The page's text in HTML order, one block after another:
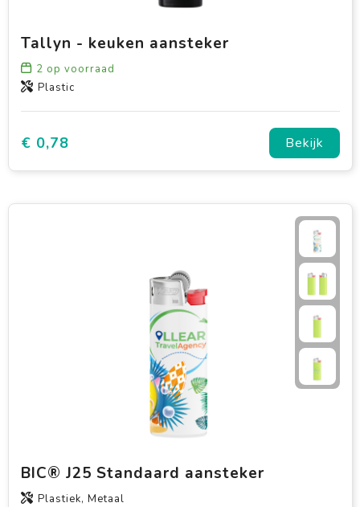
Tallyn - keuken aansteker
2 op voorraad
Plastic
€ 0,78 Bekijk
BIC® J25 Standaard aansteker
Plastiek, Metaal